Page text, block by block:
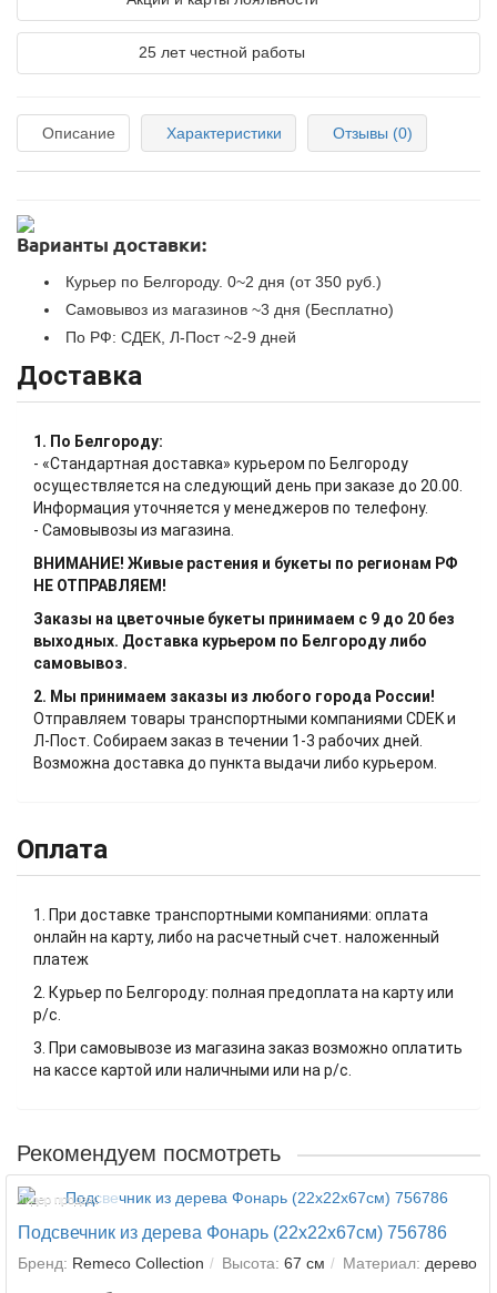
25 лет честной работы
Описание Характеристики Отзывы (0)
Варианты доставки:
Курьер по Белгороду. 0~2 дня (от 350 руб.)
Самовывоз из магазинов ~3 дня (Бесплатно)
По РФ: СДЕК, Л-Пост ~2-9 дней
Доставка
1. По Белгороду:
- «Стандартная доставка» курьером по Белгороду
осуществляется на следующий день при заказе до 20.00.
Информация уточняется у менеджеров по телефону.
- Самовывозы из магазина.
ВНИМАНИЕ! Живые растения и букеты по регионам РФ
НЕ ОТПРАВЛЯЕМ!
Заказы на цветочные букеты принимаем с 9 до 20 без
выходных. Доставка курьером по Белгороду либо
самовывоз.
2. Мы принимаем заказы из любого города России!
Отправляем товары транспортными компаниями CDEK и
Л-Пост. Собираем заказ в течении 1-3 рабочих дней.
Возможна доставка до пункта выдачи либо курьером.
Оплата
1. При доставке транспортными компаниями: оплата
онлайн на карту, либо на расчетный счет. наложенный
платеж
2. Курьер по Белгороду: полная предоплата на карту или
р/с.
3. При самовывозе из магазина заказ возможно оплатить
на кассе картой или наличными или на р/с.
Рекомендуем посмотреть
Лидер продаж!
Подсвечник из дерева Фонарь (22х22х67см) 756786
Бренд: Remeco Collection Высота: 67 см Материал: дерево